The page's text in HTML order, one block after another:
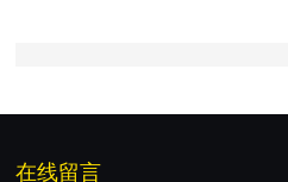
在线留言